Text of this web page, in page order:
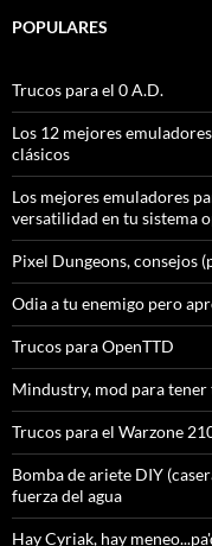
POPULARES
Trucos para el 0 A.D.
Los 12 mejores
clásicos
Los mejores emuladores
versatilidad en tu sistema
Pixel Dungeons, consejos
Odia a tu enemigo pero
Trucos para OpenTTD
Mindustry, mod para tener
Trucos para el Warzone
Bomba de ariete DIY
fuerza del agua
Hay Cyriak, hay